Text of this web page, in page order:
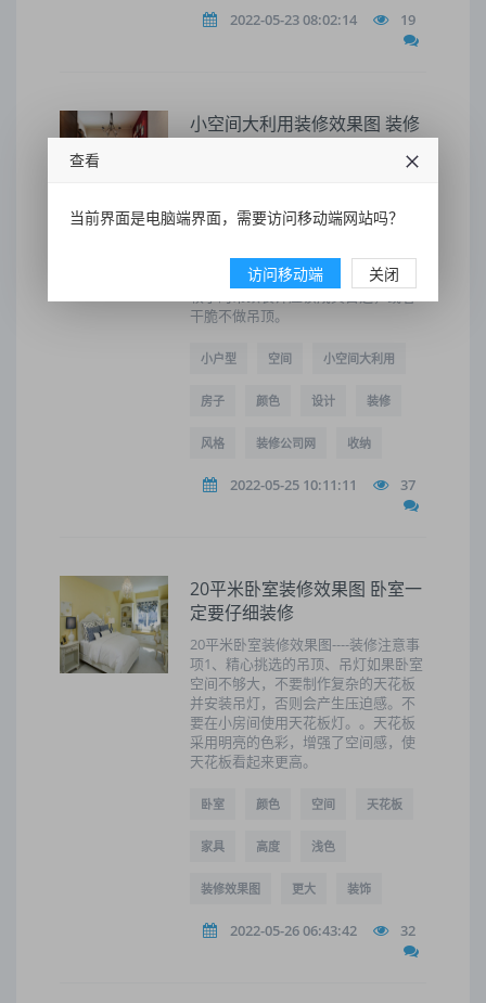
2022-05-23 08:02:14 19
小空间大利用装修效果图 装修
的收纳功能，这在小户型卧室里是一
室特别是商住的房高大多较矮，建议
天花吊顶应点到为止，较薄的，造型
干脆不做吊顶。
小户型 空间 小空间大利用
房子 颜色 设计 装修
风格 装修公司网 收纳
2022-05-25 10:11:11 37
20平米卧室装修效果图 卧室一
定要仔细装修
20平米卧室装修效果图----装修注意事
项1、精心挑选的吊顶、吊灯如果卧室
空间不够大，不要制作复杂的天花板
并安装吊灯，否则会产生压迫感。不
要在小房间使用天花板灯。。天花板
采用明亮的色彩，增强了空间感，使
天花板看起来更高。
卧室 颜色 空间 天花板
家具 高度 浅色
装修效果图 更大 装饰
2022-05-26 06:43:42 32
查看
当前界面是电脑端界面，需要访问移动端网站吗？
访问移动端 关闭